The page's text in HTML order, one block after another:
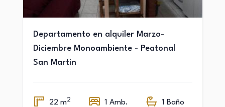
Departamento en alquiler Marzo-
Diciembre Monoambiente - Peatonal
San Martin
22 m2 1 Amb. 1 Baño